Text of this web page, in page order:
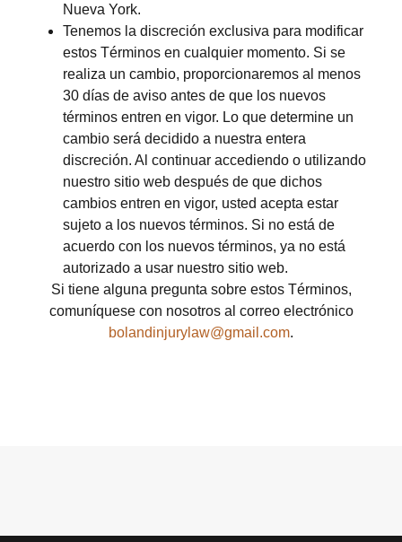
Nueva York.
Tenemos la discreción exclusiva para modificar
estos Términos en cualquier momento. Si se
realiza un cambio, proporcionaremos al menos
30 días de aviso antes de que los nuevos
términos entren en vigor. Lo que determine un
cambio será decidido a nuestra entera
discreción. Al continuar accediendo o utilizando
nuestro sitio web después de que dichos
cambios entren en vigor, usted acepta estar
sujeto a los nuevos términos. Si no está de
acuerdo con los nuevos términos, ya no está
autorizado a usar nuestro sitio web.
Si tiene alguna pregunta sobre estos Términos,
comuníquese con nosotros al correo electrónico
bolandinjurylaw@gmail.com.